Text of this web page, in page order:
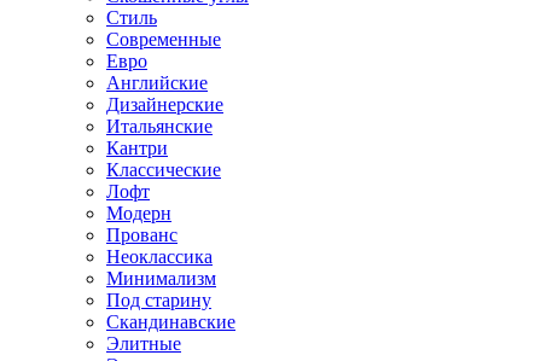
Стиль
Современные
Евро
Английские
Дизайнерские
Итальянские
Кантри
Классические
Лофт
Модерн
Прованс
Неоклассика
Минимализм
Под старину
Скандинавские
Элитные